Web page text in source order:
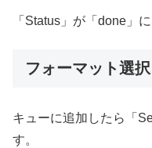
「Status」が「done」
フォーマット選択
キューに追加したら「
す。